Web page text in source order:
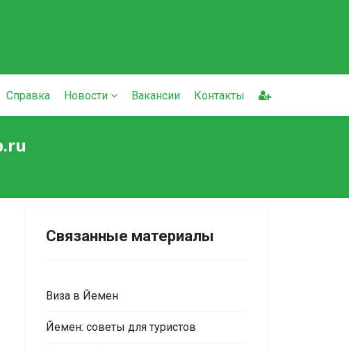
Справка Новости Вакансии Контакты
Связанные материалы
Виза в Йемен
Йемен: советы для туристов